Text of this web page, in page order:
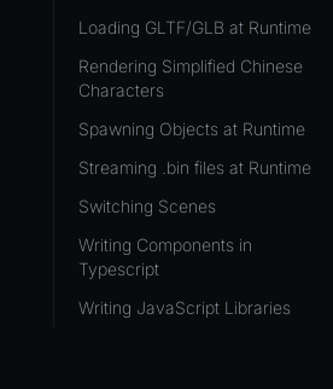
RESOURCES
AnimationGraph
AnimationGraphManager
AttributeAccessor
AudioClip
Environment
Font
Material
Loading GLTF/GLB at Runtime
Rendering Simplified Chinese
Characters
Spawning Objects at Runtime
Streaming .bin files at Runtime
Switching Scenes
Writing Components in
Typescript
Writing JavaScript Libraries